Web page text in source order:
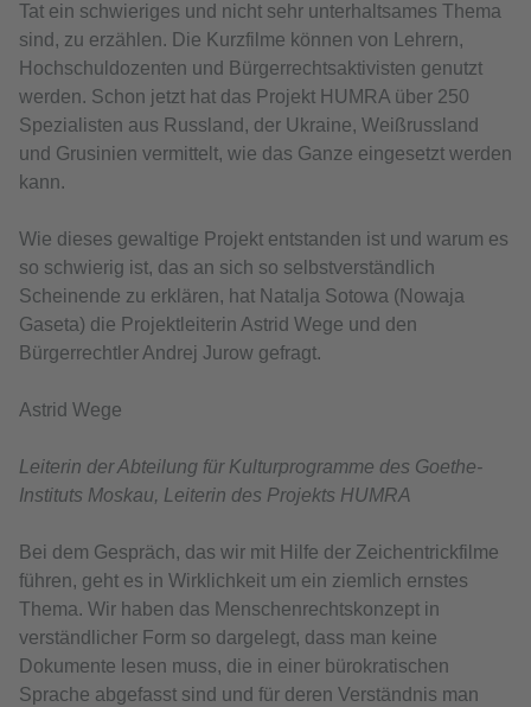
Tat ein schwieriges und nicht sehr unterhaltsames Thema
sind, zu erzählen. Die Kurzfilme können von Lehrern,
Hochschuldozenten und Bürgerrechtsaktivisten genutzt
werden. Schon jetzt hat das Projekt HUMRA über 250
Spezialisten aus Russland, der Ukraine, Weißrussland
und Grusinien vermittelt, wie das Ganze eingesetzt werden
kann.
Wie dieses gewaltige Projekt entstanden ist und warum es
so schwierig ist, das an sich so selbstverständlich
Scheinende zu erklären, hat Natalja Sotowa (Nowaja
Gaseta) die Projektleiterin Astrid Wege und den
Bürgerrechtler Andrej Jurow gefragt.
Astrid Wege
Leiterin der Abteilung für Kulturprogramme des Goethe-
Instituts Moskau, Leiterin des Projekts HUMRA
Bei dem Gespräch, das wir mit Hilfe der Zeichentrickfilme
führen, geht es in Wirklichkeit um ein ziemlich ernstes
Thema. Wir haben das Menschenrechtskonzept in
verständlicher Form so dargelegt, dass man keine
Dokumente lesen muss, die in einer bürokratischen
Sprache abgefasst sind und für deren Verständnis man